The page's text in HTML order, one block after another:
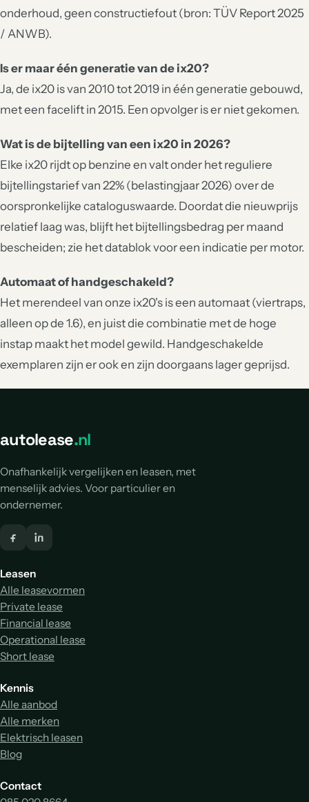
onderhoud, geen constructiefout (bron: TÜV Report 2025
/ ANWB).
Is er maar één generatie van de ix20?
Ja, de ix20 is van 2010 tot 2019 in één generatie gebouwd,
met een facelift in 2015. Een opvolger is er niet gekomen.
Wat is de bijtelling van een ix20 in 2026?
Elke ix20 rijdt op benzine en valt onder het reguliere
bijtellingstarief van 22% (belastingjaar 2026) over de
oorspronkelijke cataloguswaarde. Doordat die nieuwprijs
relatief laag was, blijft het bijtellingsbedrag per maand
bescheiden; zie het datablok voor een indicatie per motor.
Automaat of handgeschakeld?
Het merendeel van onze ix20's is een automaat (viertraps,
alleen op de 1.6), en juist die combinatie met de hoge
instap maakt het model gewild. Handgeschakelde
exemplaren zijn er ook en zijn doorgaans lager geprijsd.
autolease.nl
Onafhankelijk vergelijken en leasen, met
menselijk advies. Voor particulier en
ondernemer.
Leasen
Alle leasevormen
Private lease
Financial lease
Operational lease
Short lease
Kennis
Alle aanbod
Alle merken
Elektrisch leasen
Blog
Contact